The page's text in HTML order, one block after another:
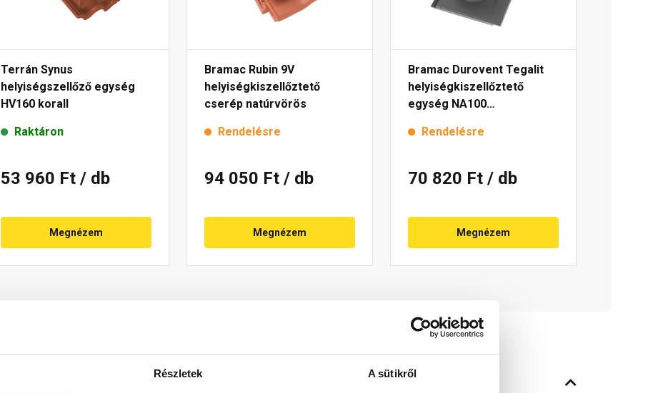
Részletek A sütikről
Terrán Synus
helyiségszellőző egység
HV160 korall
Raktáron
53 960 Ft / db
Megnézem
Bramac Rubin 9V
helyiségkiszellőztető
cserép natúrvörös
Rendelésre
94 050 Ft / db
Megnézem
Bramac Durovent Tegalit
helyiségkiszellőztető
egység NA100
Rendelésre
70 820 Ft / db
Megnézem